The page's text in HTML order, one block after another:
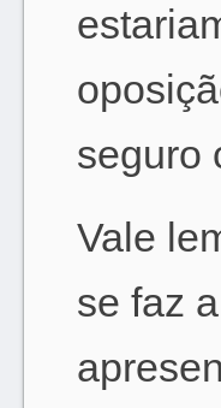
seguro
Vale
se faz